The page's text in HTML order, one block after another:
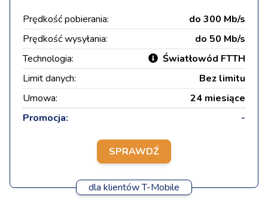
Prędkość pobierania:
do 300 Mb/s
Prędkość wysyłania:
do 50 Mb/s
Technologia:
Światłowód FTTH
Limit danych:
Bez limitu
Umowa:
24 miesiące
Promocja:
-
SPRAWDŹ
dla klientów T-Mobile